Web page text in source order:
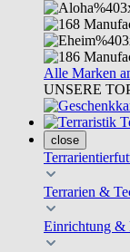
Alle Marken
UNSERE
close
Terrarien &
Einrichtung &